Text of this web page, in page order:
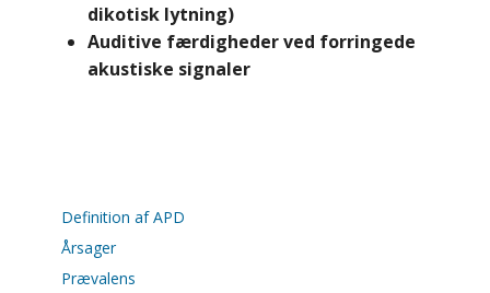
dikotisk lytning)
Auditive færdigheder ved forringede
akustiske signaler
Definition af APD
Årsager
Prævalens